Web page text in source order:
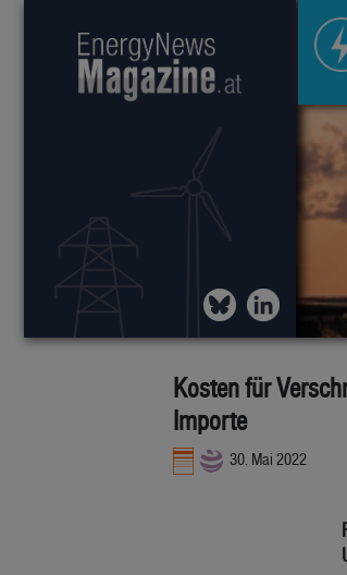
Kosten für
Importe
30. Mai 2022